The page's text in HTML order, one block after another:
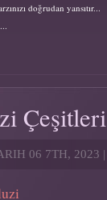
doğrudan yansıtır...
Çeşitleri
06 7TH, 2023 |